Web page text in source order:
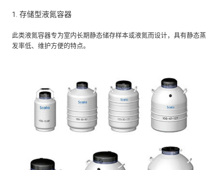
1. 存储型液氮容器
此类液氮容器专为室内长期静态储存样本或液氮而设计，具有静态蒸
发率低、维护方便的特点。